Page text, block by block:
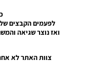
לפעמים הקבצים
ואז נוצר שגיאה
צוות האתר לא